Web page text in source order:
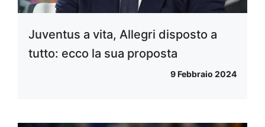
Juventus a vita, Allegri disposto a
tutto: ecco la sua proposta
9 Febbraio 2024